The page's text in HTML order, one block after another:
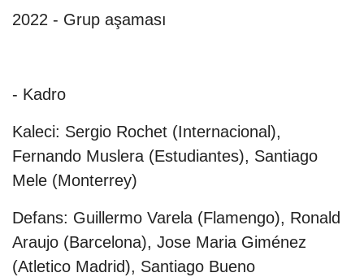
2022 - Grup aşaması
- Kadro
Kaleci: Sergio Rochet (Internacional),
Fernando Muslera (Estudiantes), Santiago
Mele (Monterrey)
Defans: Guillermo Varela (Flamengo), Ronald
Araujo (Barcelona), Jose Maria Giménez
(Atletico Madrid), Santiago Bueno